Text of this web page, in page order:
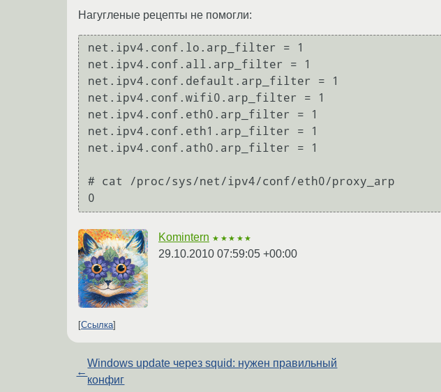
Нагугленые рецепты не помогли:
net.ipv4.conf.lo.arp_filter = 1
net.ipv4.conf.all.arp_filter = 1
net.ipv4.conf.default.arp_filter = 1
net.ipv4.conf.wifi0.arp_filter = 1
net.ipv4.conf.eth0.arp_filter = 1
net.ipv4.conf.eth1.arp_filter = 1
net.ipv4.conf.ath0.arp_filter = 1
# cat /proc/sys/net/ipv4/conf/eth0/proxy_arp
Komintern ★★★★★
29.10.2010 07:59:05 +00:00
Ссылка
←
Windows update через squid: нужен правильный
конфиг